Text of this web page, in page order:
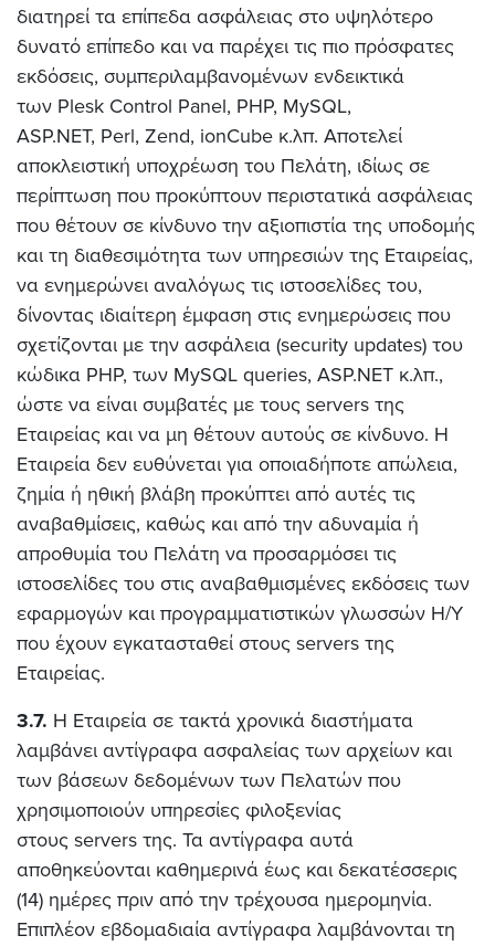
διατηρεί τα επίπεδα ασφάλειας στο υψηλότερο
δυνατό επίπεδο και να παρέχει τις πιο πρόσφατες
εκδόσεις, συμπεριλαμβανομένων ενδεικτικά
των Plesk Control Panel, PHP, MySQL,
ASP.NET, Perl, Zend, ionCube κ.λπ. Αποτελεί
αποκλειστική υποχρέωση του Πελάτη, ιδίως σε
περίπτωση που προκύπτουν περιστατικά ασφάλειας
που θέτουν σε κίνδυνο την αξιοπιστία της υποδομής
και τη διαθεσιμότητα των υπηρεσιών της Εταιρείας,
να ενημερώνει αναλόγως τις ιστοσελίδες του,
δίνοντας ιδιαίτερη έμφαση στις ενημερώσεις που
σχετίζονται με την ασφάλεια (security updates) του
κώδικα PHP, των MySQL queries, ASP.NET κ.λπ.,
ώστε να είναι συμβατές με τους servers της
Εταιρείας και να μη θέτουν αυτούς σε κίνδυνο. Η
Εταιρεία δεν ευθύνεται για οποιαδήποτε απώλεια,
ζημία ή ηθική βλάβη προκύπτει από αυτές τις
αναβαθμίσεις, καθώς και από την αδυναμία ή
απροθυμία του Πελάτη να προσαρμόσει τις
ιστοσελίδες του στις αναβαθμισμένες εκδόσεις των
εφαρμογών και προγραμματιστικών γλωσσών Η/Υ
που έχουν εγκατασταθεί στους servers της
Εταιρείας.
3.7. Η Εταιρεία σε τακτά χρονικά διαστήματα
λαμβάνει αντίγραφα ασφαλείας των αρχείων και
των βάσεων δεδομένων των Πελατών που
χρησιμοποιούν υπηρεσίες φιλοξενίας
στους servers της. Τα αντίγραφα αυτά
αποθηκεύονται καθημερινά έως και δεκατέσσερις
(14) ημέρες πριν από την τρέχουσα ημερομηνία.
Επιπλέον εβδομαδιαία αντίγραφα λαμβάνονται τη